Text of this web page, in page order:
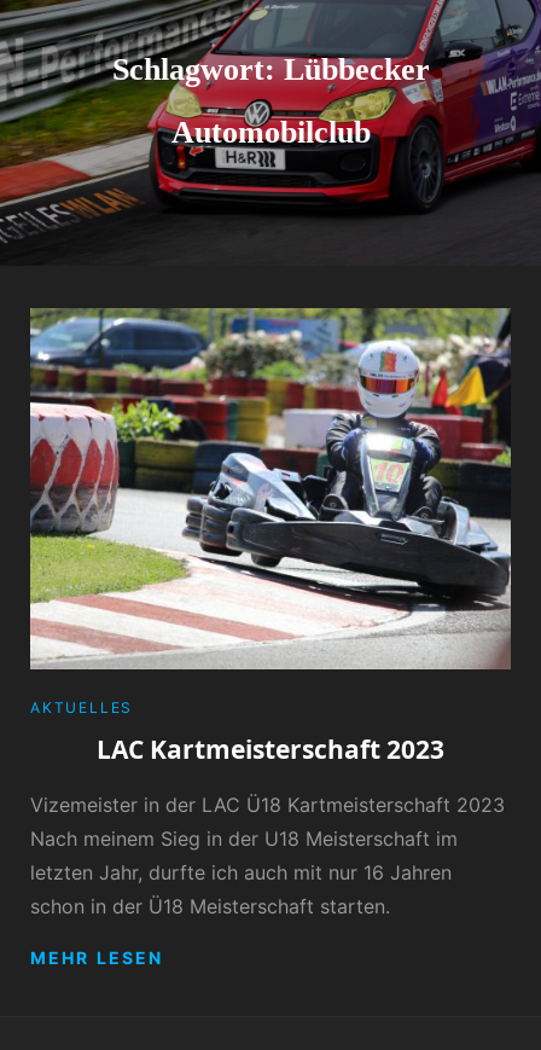
Schlagwort:Lübbecker
Automobilclub
CATEGORIES
AKTUELLES
LAC Kartmeisterschaft 2023
Vizemeister in der LAC Ü18 Kartmeisterschaft 2023
Nach meinem Sieg in der U18 Meisterschaft im
letzten Jahr, durfte ich auch mit nur 16 Jahren
schon in der Ü18 Meisterschaft starten.
MEHR LESEN